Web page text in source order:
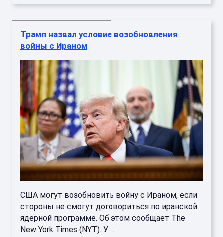
Трамп назвал условие возобновления
войны с Ираном
США могут возобновить войну с Ираном, если
стороны не смогут договориться по иранской
ядерной программе. Об этом сообщает The
New York Times (NYT). У ...